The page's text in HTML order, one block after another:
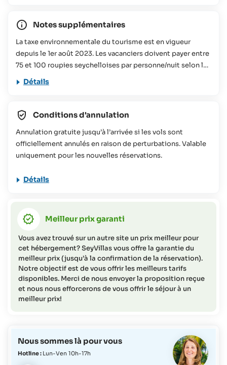
Notes supplémentaires
La taxe environnementale du tourisme est en vigueur
depuis le 1er août 2023. Les vacanciers doivent payer entre
75 et 100 roupies seychelloises par personne/nuit selon la
taille de l'hébergement réservé. Cette contribution sera
dans notreFAQs
mobilité réduite (veuillez contacter SeyVillas pour plus
d'informations).
Détails
Conditions d'annulation
Annulation gratuite jusqu’à l’arrivée si les vols sont
officiellement annulés en raison de perturbations. Valable
uniquement pour les nouvelles réservations.
Détails
Meilleur prix garanti
Vous avez trouvé sur un autre site un prix meilleur pour
cet hébergement? SeyVillas vous offre la garantie du
meilleur prix (jusqu’à la confirmation de la réservation).
Notre objectif est de vous offrir les meilleurs tarifs
disponibles. Merci de nous envoyer la proposition reçue
et nous nous efforcerons de vous offrir le séjour à un
meilleur prix!
Nous sommes là pour vous
Hotline : Lun-Ven 10h-17h